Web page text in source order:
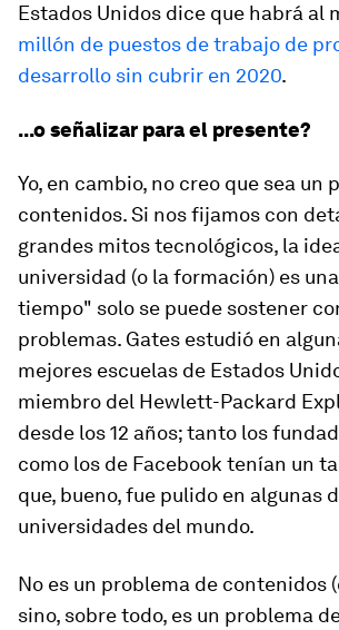
Estados Unidos dice que habrá al
millón de puestos de trabajo de
desarrollo sin cubrir en 2020.
...o señalizar para el presente?
Yo, en cambio, no creo que sea un
contenidos. Si nos fijamos con
grandes mitos tecnológicos, la
universidad (o la formación) es
tiempo" solo se puede sostener
problemas. Gates estudió en
mejores escuelas de Estados
miembro del Hewlett-Packard
desde los 12 años; tanto los
como los de Facebook tenían un
que, bueno, fue pulido en algunas
universidades del mundo.
No es un problema de contenidos
sino, sobre todo, es un problema